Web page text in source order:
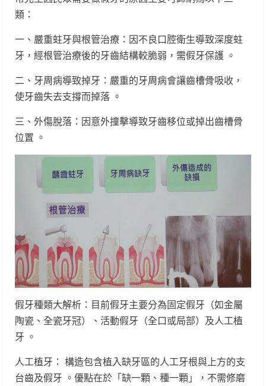
類：
一、嚴重蛀牙與根管治療：因不良口腔衛生導致深度蛀
牙，經根管治療後的牙齒結構較脆弱，需假牙保護 。
二、牙周病導致掉牙：嚴重的牙周病會讓齒槽骨吸收，
使牙齒失去支撐而掉落 。
三、外傷脫落：因意外撞擊導致牙齒移位或掉出齒槽骨
位置 。
假牙種類大解析：目前假牙主要分為固定假牙（如金屬
陶瓷、全瓷牙冠）、活動假牙（全口或局部）及人工植
牙 。
人工植牙： 構造包含植入缺牙區的人工牙根與上方的支
台齒及假牙 。優點在於「缺一顆、種一顆」，不需修磨